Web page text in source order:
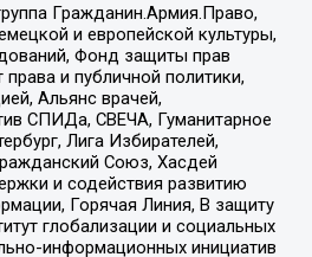
Гражданин.Армия.Право,
и европейской культуры,
Фонд защиты прав
и публичной политики,
Альянс врачей,
СПИДа, СВЕЧА, Гуманитарное
Лига Избирателей,
Союз, Хасдей
и содействия развитию
Горячая Линия, В защиту
глобализации и социальных
информационных инициатив